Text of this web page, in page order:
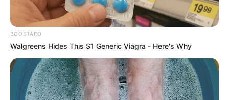
BOOSTARO
Walgreens Hides This $1 Generic Viagra - Here's Why